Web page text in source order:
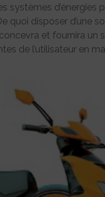
systèmes
quoi disposer d’une
et fournira un
de l’utilisateur en